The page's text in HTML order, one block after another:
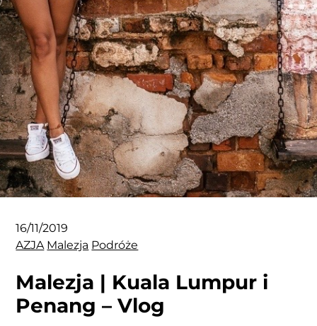
16/11/2019
AZJA Malezja Podróże
Malezja | Kuala Lumpur i
Penang – Vlog